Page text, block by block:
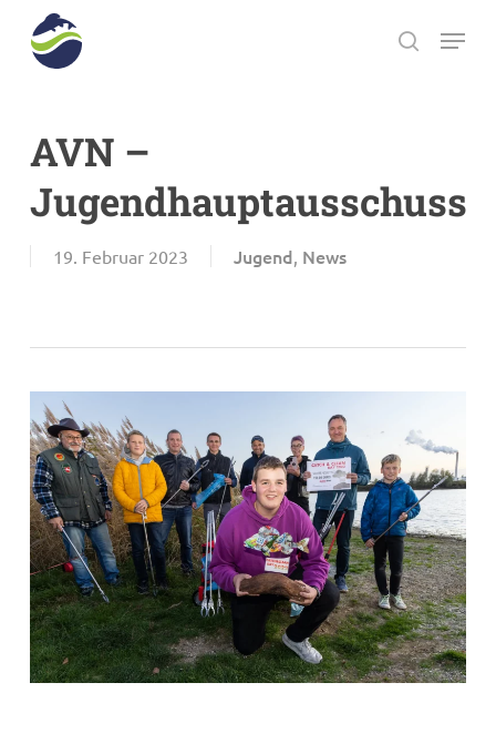
search
Menu
AVN –
Jugendhauptausschuss
19. Februar 2023 Jugend, News